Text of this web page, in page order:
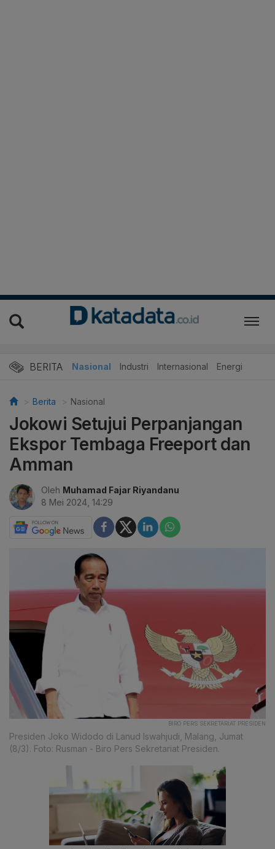
BERITA Nasional Industri Internasional Energi
Berita Nasional
Jokowi Setujui Perpanjangan
Ekspor Tembaga Freeport dan
Amman
Oleh Muhamad Fajar Riyandanu
8 Mei 2024, 14:29
BIRO PERS SEKRETARIAT PRESIDEN
Presiden Joko Widodo di Lanud Iswahjudi, Malang, Jumat
(8/3). Foto: Rusman - Biro Pers Sekretariat Presiden.